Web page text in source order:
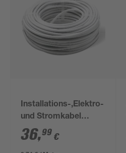
Installations-,Elektro-
und Stromkabel
NYM-J 3x1,5mm² 50
m
36,99 €